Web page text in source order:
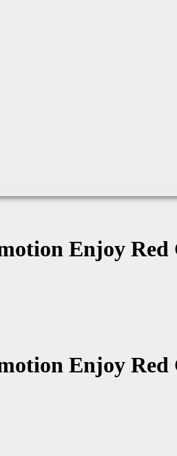
Enjoy Red
Enjoy Red